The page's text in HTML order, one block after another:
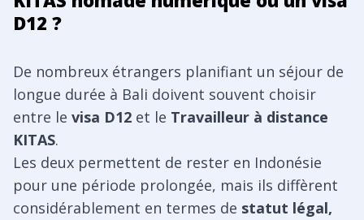
D12 ?
De nombreux étrangers planifiant un séjour de
longue durée à Bali doivent souvent choisir
entre le visa D12 et le Travailleur à distance
KITAS.
Les deux permettent de rester en Indonésie
pour une période prolongée, mais ils diffèrent
considérablement en termes de statut légal,